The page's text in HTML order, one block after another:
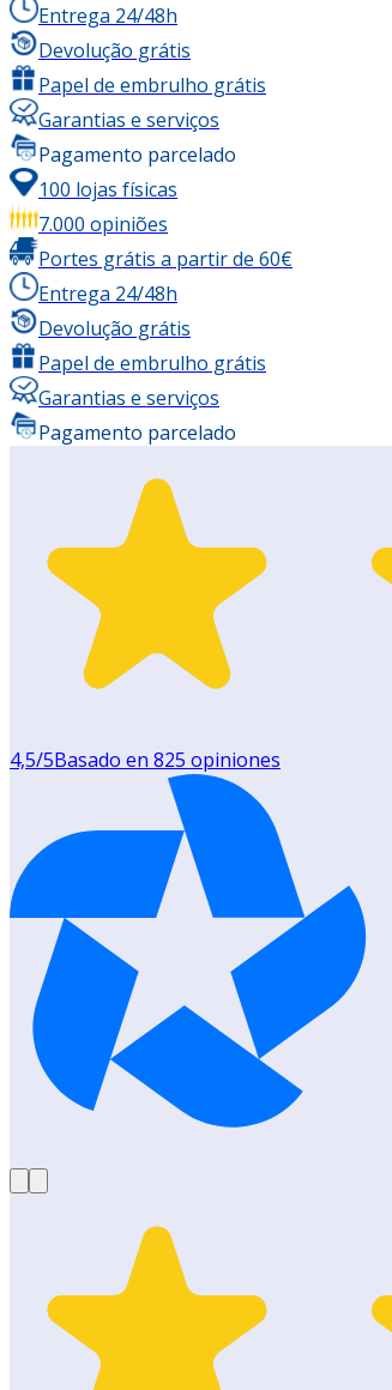
Entrega 24/48h
Devolução grátis
Papel de embrulho grátis
Garantias e serviços
Pagamento parcelado
100 lojas físicas
7.000 opiniões
Portes grátis a partir de 60€
Entrega 24/48h
Devolução grátis
Papel de embrulho grátis
Garantias e serviços
Pagamento parcelado
4,5/5Basado en 825 opiniones